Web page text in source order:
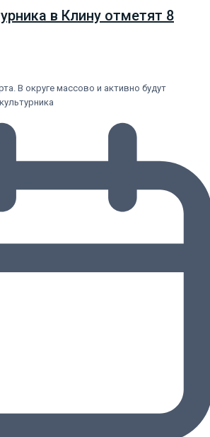
в Клину отметят 8
В округе массово и активно будут